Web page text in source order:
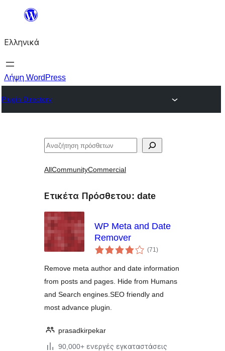
Μετάβαση
περιεχόμενο
Ελληνικά
Λήψη WordPress
Plugin Directory
Αναζήτηση
AllCommunityCommercial
Ετικέτα Πρόσθετου: date
WP Meta and Date
Remover
(71αξιολογήσεις
σύνολο
)
Remove meta author and date information
from posts and pages. Hide from Humans
and Search engines.SEO friendly and
most advance plugin.
prasadkirpekar
90,000+ ενεργές εγκαταστάσεις